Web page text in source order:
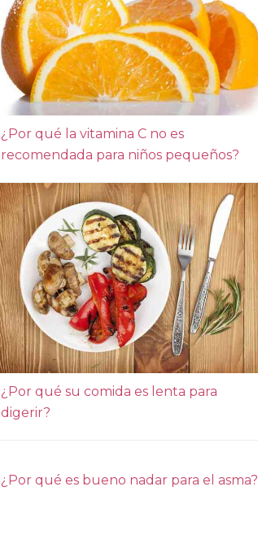
¿Por qué la vitamina C no es
recomendada para niños pequeños?
¿Por qué su comida es lenta para
digerir?
¿Por qué es bueno nadar para el asma?